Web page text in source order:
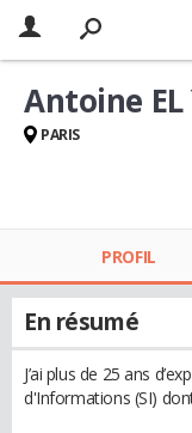
Antoine EL
PARIS
PROFIL
En résumé
J’ai plus de 25 ans
d'Informations (SI)